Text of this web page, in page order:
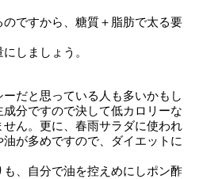
のですから、糖質＋脂肪で太る要
しましょう。
だと思っている人も多いかもし
分ですので決して低カロリーな
ん。更に、春雨サラダに使われ
が多めですので、ダイエットに
、自分で油を控えめにしポン酢